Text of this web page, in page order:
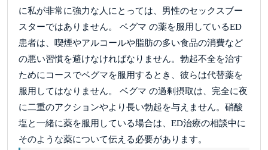
に私が非常に強力な人にとっては、男性のセックスブー
スターではありません。 ベグマ の薬を服用しているED
患者は、喫煙やアルコールや脂肪の多い食品の消費など
の悪い習慣を避けなければなりません。勃起不全を治す
ためにコースでベグマを服用するとき、彼らは代替薬を
服用してはなりません。 ベグマ の過剰摂取は、完全に夜
に二重のアクションやより長い勃起を与えません。硝酸
塩と一緒に薬を服用している場合は、ED治療の相談中に
そのような薬について伝える必要があります。